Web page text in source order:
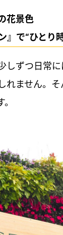
花景色
』で“ひとり
しずつ日常
れません。